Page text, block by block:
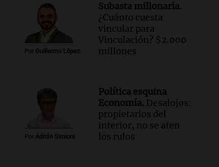
Por Guillermo López
Subasta millonaria.
¿Cuánto cuesta
vincular para
Vinculación? $2.000
millones
Por Adrián Simioni
Política esquina
Economía. Desalojos:
propietarios del
interior, no se aten
los rulos